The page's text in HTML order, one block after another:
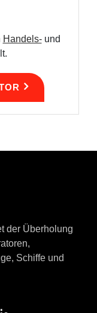
Handels-und
der Überholung
Schiffe und